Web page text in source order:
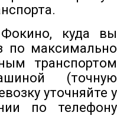
куда вы
по максимально
транспортом
(точную
уточняйте у
по телефону